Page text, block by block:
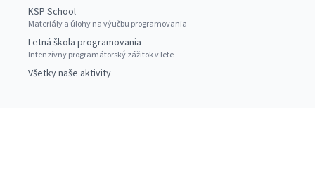
KSP School
Materiály a úlohy na výučbu programovania
Letná škola programovania
Intenzívny programátorský zážitok v lete
Všetky naše aktivity